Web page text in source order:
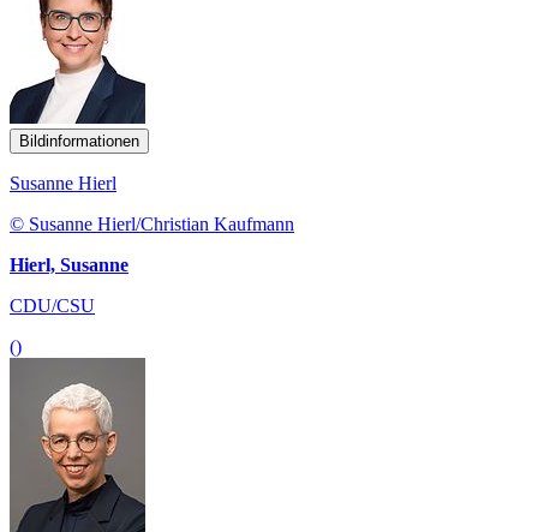
Bildinformationen
Susanne Hierl
© Susanne Hierl/Christian Kaufmann
Hierl, Susanne
CDU/CSU
()